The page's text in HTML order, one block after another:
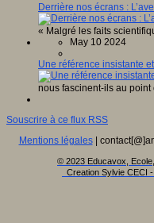
Derrière nos écrans :
« Malgré les faits
May 10 2024
Une référence insistante
nous fascinent-ils au point
Souscrire à ce flux RSS
Mentions légales|
© 2023 Educavox,
Creation Sylvie CECI